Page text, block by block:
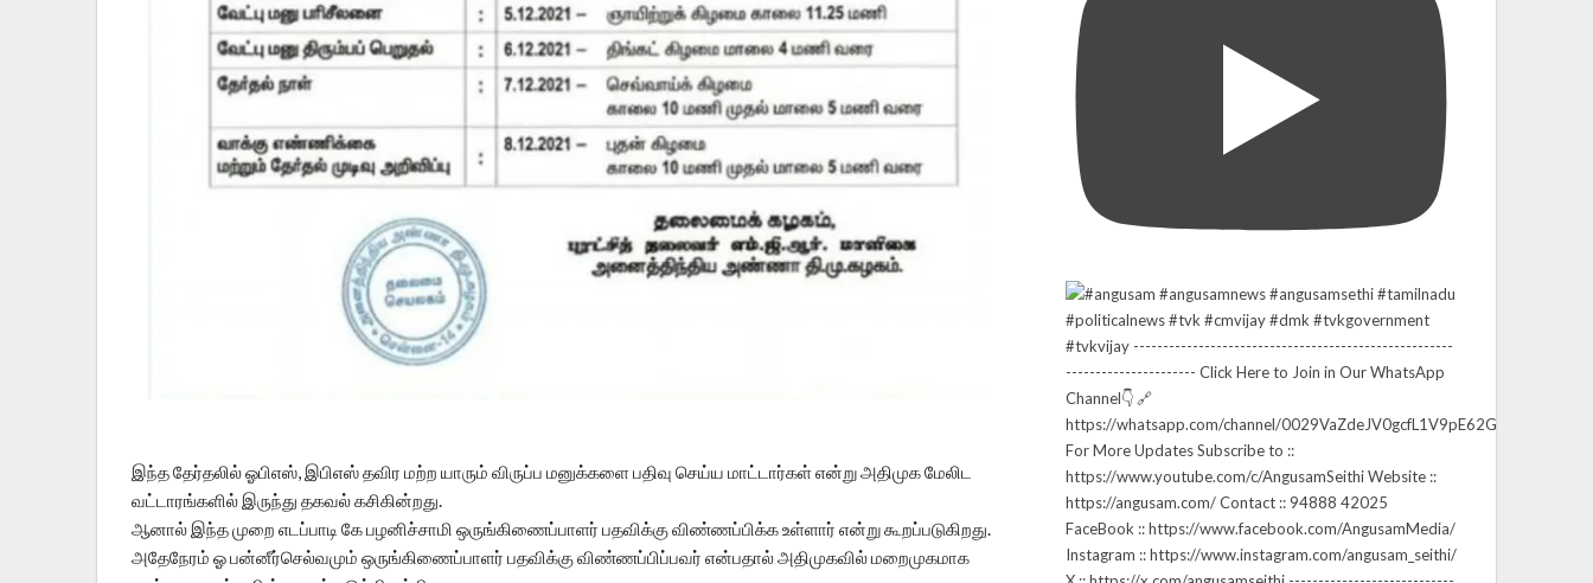
இந்த தேர்தலில் ஓபிஎஸ், இபிஎஸ் தவிர மற்ற யாரும் விருப்ப மனுக்களை பதிவு செய்ய மாட்டார்கள் என்று அதிமுக மேலிட
வட்டாரங்களில் இருந்து தகவல் கசிகின்றது.
ஆனால் இந்த முறை எடப்பாடி கே பழனிச்சாமி ஒருங்கிணைப்பாளர் பதவிக்கு விண்ணப்பிக்க உள்ளார் என்று கூறப்படுகிறது.
அதேநேரம் ஓ பன்னீர்செல்வமும் ஒருங்கிணைப்பாளர் பதவிக்கு விண்ணப்பிப்பவர் என்பதால் அதிமுகவில் மறைமுகமாக